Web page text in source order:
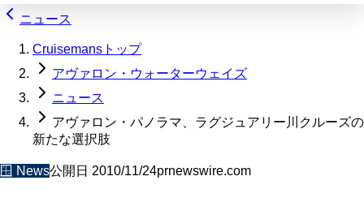
ニュース
Cruisemansトップ
アヴァロン・ウォーターウェイズ
ニュース
アヴァロン・パノラマ、ラグジュアリー川クルーズの
新たな選択肢
🪟 News公開日 2010/11/24prnewswire.com